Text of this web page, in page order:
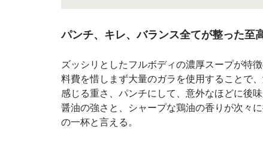
パンチ、キレ、バランス全てが整った至
ズッシリとしたフルボディの濃厚スープが特
料費を惜しまず大量のガラを使用することで
感じる重さ、パンチにして、意外なほどに後
醤油の強さと、シャープな鶏油の香りが次々
の一杯と言える。